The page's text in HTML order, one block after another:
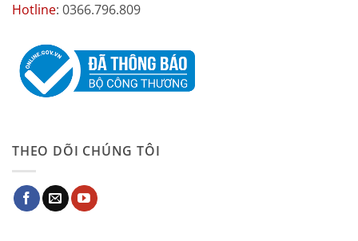
Hotline: 0366.796.809
THEO DÕI CHÚNG TÔI